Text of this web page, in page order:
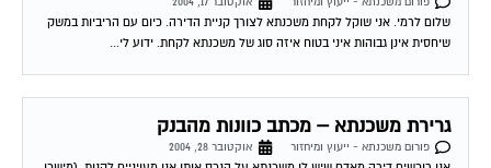
שיחסית אינן גבוהות איני בטוח איזה סוג של משכנתא לקחת. ידוע לי...
גרירת משכנתא – מכתב כוונות מהבנק
פורום משכנתא - ייעוץ ומיחזור
אוקטובר 28, 2004
אנו רוכשים דירה מאדם שיש לו משכנתא על הנכס אותו אנו מעויניים לקנות, (מישכן
את הבית גם לטובת הנכס החדש שאותו מתכוון לקנות). גובה סכום...